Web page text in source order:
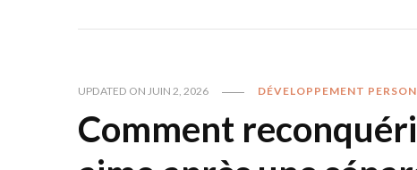
UPDATED ON JUIN 2, 2026 DÉVELOPPEMENT
Comment